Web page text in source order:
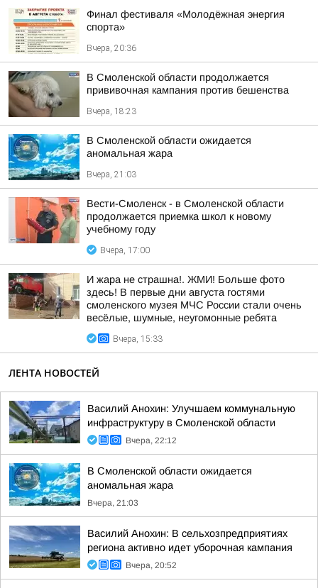
Финал фестиваля «Молодёжная энергия
спорта»
Вчера, 20:36
В Смоленской области продолжается
прививочная кампания против бешенства
Вчера, 18:23
В Смоленской области ожидается
аномальная жара
Вчера, 21:03
Вести-Смоленск - в Смоленской области
продолжается приемка школ к новому
учебному году
Вчера, 17:00
И жара не страшна!. ЖМИ! Больше фото
здесь! В первые дни августа гостями
смоленского музея МЧС России стали очень
весёлые, шумные, неугомонные ребята
Вчера, 15:33
ЛЕНТА НОВОСТЕЙ
Василий Анохин: Улучшаем коммунальную
инфраструктуру в Смоленской области
Вчера, 22:12
В Смоленской области ожидается
аномальная жара
Вчера, 21:03
Василий Анохин: В сельхозпредприятиях
региона активно идет уборочная кампания
Вчера, 20:52